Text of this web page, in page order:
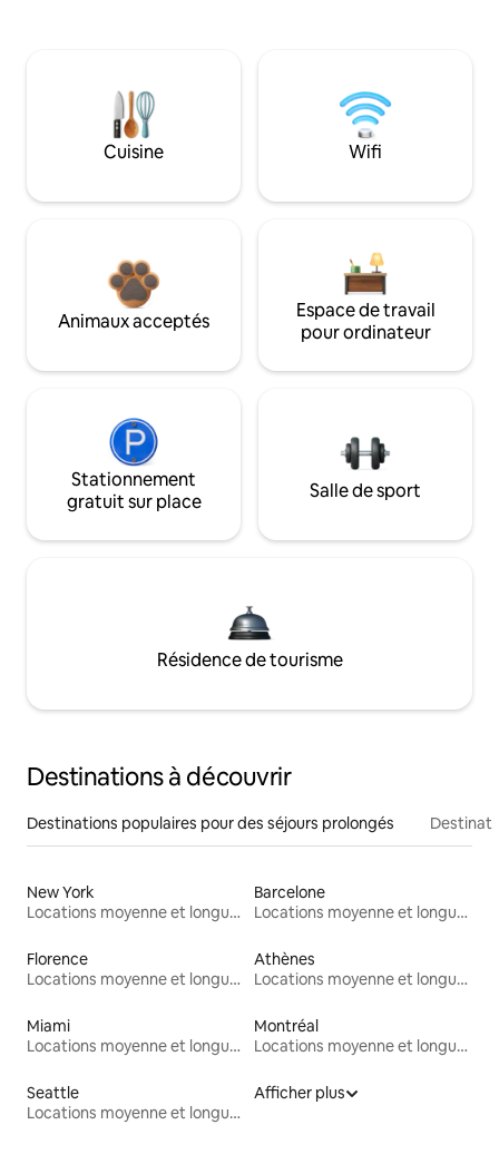
Cuisine Wifi
Animaux acceptés
Espace de travail
pour ordinateur
Stationnement
gratuit sur place
Salle de sport
Résidence de tourisme
Destinations à découvrir
Destinations populaires pour des séjours prolongés
New York
Locations moyenne et longue durée
Barcelone
Locations moyenne et longue durée
Florence
Locations moyenne et longue durée
Athènes
Locations moyenne et longue durée
Miami
Locations moyenne et longue durée
Montréal
Locations moyenne et longue durée
Seattle
Locations moyenne et longue durée
Afficher plus